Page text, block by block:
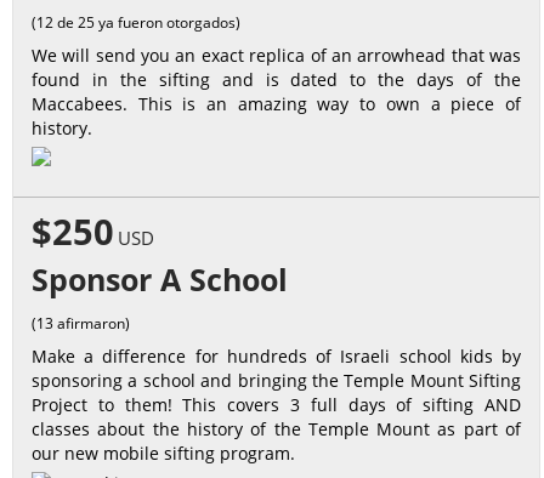
(12 de 25 ya fueron otorgados)
We will send you an exact replica of an arrowhead that was
found in the sifting and is dated to the days of the
Maccabees. This is an amazing way to own a piece of
history.
$250 USD
Sponsor A School
(13 afirmaron)
Make a difference for hundreds of Israeli school kids by
sponsoring a school and bringing the Temple Mount Sifting
Project to them! This covers 3 full days of sifting AND
classes about the history of the Temple Mount as part of
our new mobile sifting program.